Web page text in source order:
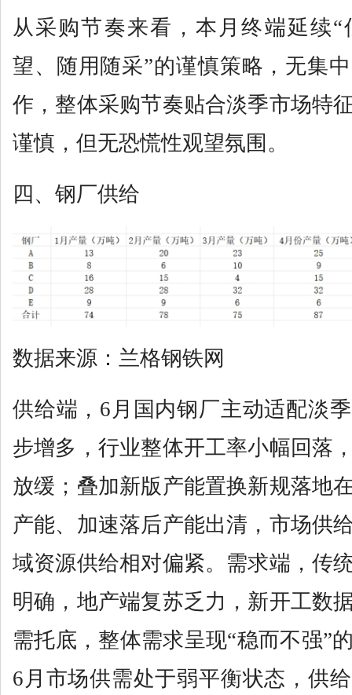
从采购节奏来看，本月终端延续
望、随用随采”的谨慎策略，无集
作，整体采购节奏贴合淡季市场特
谨慎，但无恐慌性观望氛围。
四、钢厂供给
数据来源：兰格钢铁网
供给端，6月国内钢厂主动适配淡
步增多，行业整体开工率小幅回落
放缓；叠加新版产能置换新规落地
产能、加速落后产能出清，市场供
域资源供给相对偏紧。需求端，传
明确，地产端复苏乏力，新开工数
需托底，整体需求呈现“稳而不强”
6月市场供需处于弱平衡状态，供